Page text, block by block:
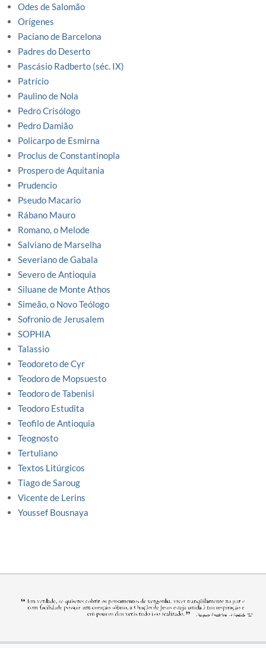
Odes de Salomão
Orígenes
Paciano de Barcelona
Padres do Deserto
Pascásio Radberto (séc. IX)
Patrício
Paulino de Nola
Pedro Crisólogo
Pedro Damião
Policarpo de Esmirna
Proclus de Constantinopla
Prospero de Aquitania
Prudencio
Pseudo Macario
Rábano Mauro
Romano, o Melode
Salviano de Marselha
Severiano de Gabala
Severo de Antioquia
Siluane de Monte Athos
Simeão, o Novo Teólogo
Sofronio de Jerusalem
SOPHIA
Talassio
Teodoreto de Cyr
Teodoro de Mopsuesto
Teodoro de Tabenisi
Teodoro Estudita
Teofilo de Antioquia
Teognosto
Tertuliano
Textos Litúrgicos
Tiago de Saroug
Vicente de Lerins
Youssef Bousnaya